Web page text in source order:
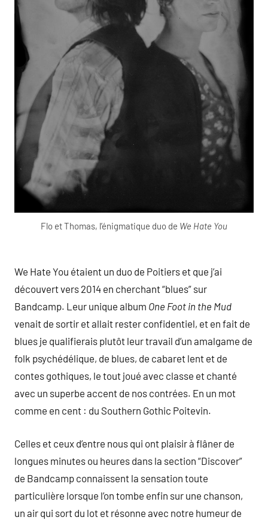
Flo et Thomas, l’énigmatique duo de We Hate You
We Hate You étaient un duo de Poitiers et que j’ai
découvert vers 2014 en cherchant “blues” sur
Bandcamp. Leur unique album One Foot in the Mud
venait de sortir et allait rester confidentiel, et en fait de
blues je qualifierais plutôt leur travail d’un amalgame de
folk psychédélique, de blues, de cabaret lent et de
contes gothiques, le tout joué avec classe et chanté
avec un superbe accent de nos contrées. En un mot
comme en cent : du Southern Gothic Poitevin.
Celles et ceux d’entre nous qui ont plaisir à flâner de
longues minutes ou heures dans la section “Discover”
de Bandcamp connaissent la sensation toute
particulière lorsque l’on tombe enfin sur une chanson,
un air qui sort du lot et résonne avec notre humeur de